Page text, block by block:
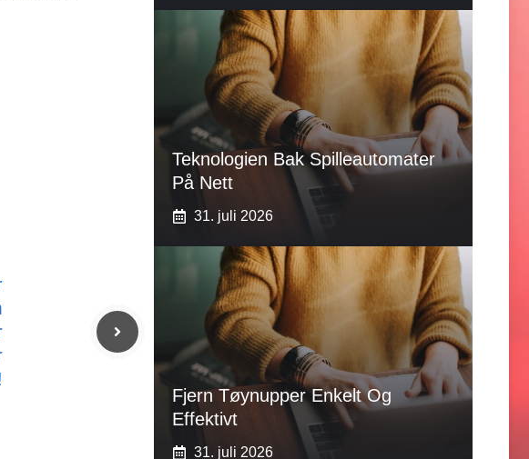
Teknologien Bak Spilleautomater
På Nett
31. juli 2026
Fjern Tøynupper Enkelt Og
Effektivt
31. juli 2026